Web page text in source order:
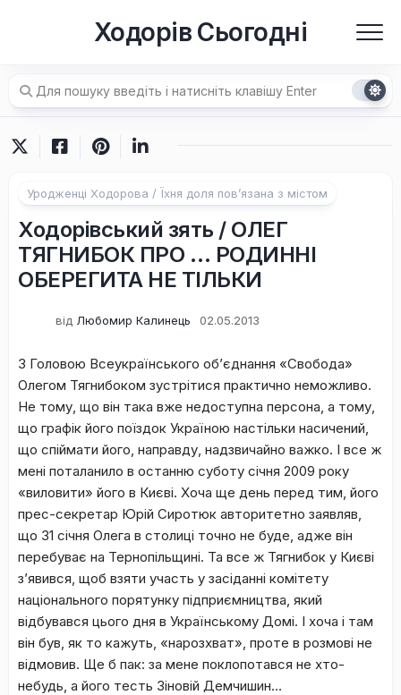
Ходорів Сьогодні
Уродженці Ходорова / Їхня доля пов’язана з містом
Ходорівський зять / ОЛЕГ
ТЯГНИБОК ПРО … РОДИННІ
ОБЕРЕГИТА НЕ ТІЛЬКИ
від Любомир Калинець 02.05.2013
З Головою Всеукраїнського об’єднання «Свобода»
Олегом Тягнибоком зустрітися практично неможливо.
Не тому, що він така вже недоступна персона, а тому,
що графік його поїздок Україною настільки насичений,
що спіймати його, направду, надзвичайно важко. І все ж
мені поталанило в останню суботу січня 2009 року
«виловити» його в Києві. Хоча ще день перед тим, його
прес-секретар Юрій Сиротюк авторитетно заявляв,
що 31 січня Олега в столиці точно не буде, адже він
перебуває на Тернопільщині. Та все ж Тягнибок у Києві
з’явився, щоб взяти участь у засіданні комітету
національного порятунку підприємництва, який
відбувався цього дня в Українському Домі. І хоча і там
він був, як то кажуть, «нарозхват», проте в розмові не
відмовив. Ще б пак: за мене поклопотався не хто-
небудь, а його тесть Зіновій Демчишин…